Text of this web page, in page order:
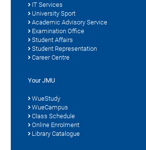
IT Services
University Sport
Academic Advisory Service
Examination Office
Student Affairs
Student Representation
Career Centre
Your JMU
WueStudy
WueCampus
Class Schedule
Online Enrolment
Library Catalogue